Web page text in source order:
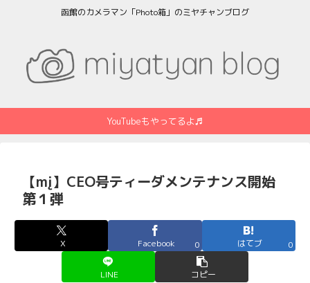
函館のカメラマン「Photo箱」のミヤチャンブログ
YouTubeもやってるよ♬
【mį】CEO号ティーダメンテナンス開始
第１弾
X Facebook 0 はてブ 0
LINE コピー